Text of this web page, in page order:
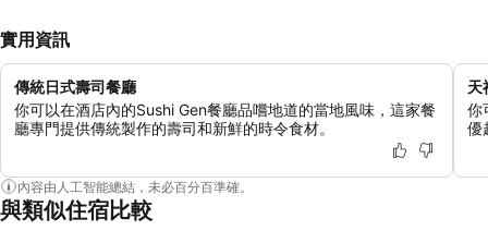
實用資訊
傳統日式壽司餐廳
你可以在酒店內的Sushi Gen餐廳品嚐地道的當地風味，這家餐
廳專門提供傳統製作的壽司和新鮮的時令食材。
天
你
優
內容由人工智能總結，未必百分百準確。
與類似住宿比較